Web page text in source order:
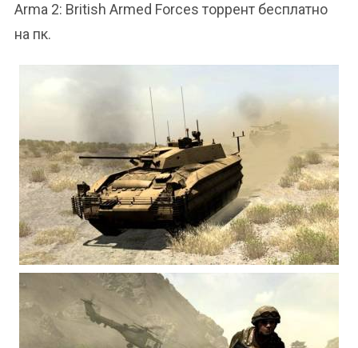
Arma 2: British Armed Forces торрент бесплатно
на пк.